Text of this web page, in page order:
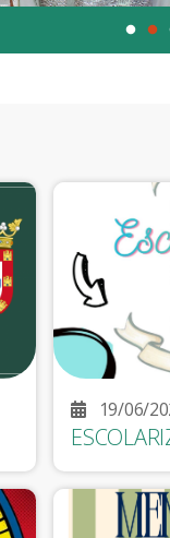
19/06/